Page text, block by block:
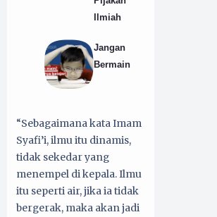
Ilmiah
Jangan
Bermain
“Sebagaimana kata Imam
Syafi’i, ilmu itu dinamis,
tidak sekedar yang
menempel di kepala. Ilmu
itu seperti air, jika ia tidak
bergerak, maka akan jadi